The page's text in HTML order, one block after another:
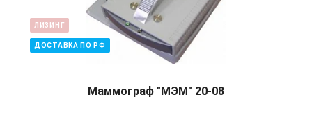
ЛИЗИНГ
ДОСТАВКА ПО РФ
Маммограф "МЭМ" 20-08